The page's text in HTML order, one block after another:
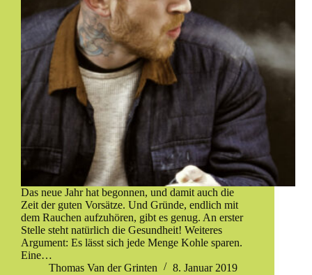
Das neue Jahr hat begonnen, und damit auch die
Zeit der guten Vorsätze. Und Gründe, endlich mit
dem Rauchen aufzuhören, gibt es genug. An erster
Stelle steht natürlich die Gesundheit! Weiteres
Argument: Es lässt sich jede Menge Kohle sparen.
Eine…
Thomas Van der Grinten
8. Januar 2019